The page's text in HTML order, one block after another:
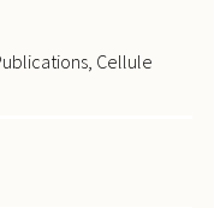
Cellule